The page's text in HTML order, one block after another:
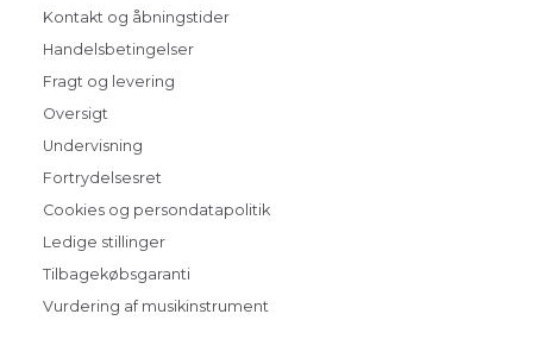
Kontakt og åbningstider
Handelsbetingelser
Fragt og levering
Oversigt
Undervisning
Fortrydelsesret
Cookies og persondatapolitik
Ledige stillinger
Tilbagekøbsgaranti
Vurdering af musikinstrument